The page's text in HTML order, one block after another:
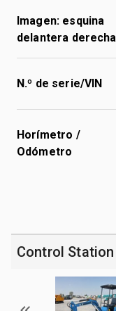
Imagen: esquina
delantera derecha
N.º de serie/VIN
Horímetro /
Odómetro
Control Station